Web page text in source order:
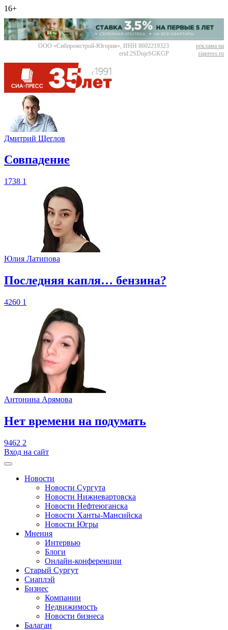
16+
ООО «Сибпромстрой-Югория», ИНН 8602219323
erid:2SDnjeSGKGP
реклама на
siapress.ru
Дмитрий Щеглов
​Совпадение
1738 1
Юлия Латипова
​Последняя капля… бензина?
4260 1
Антонина Арямова
​Нет времени на подумать
9462 2
Вход на сайт
Новости
Новости Сургута
Новости Нижневартовска
Новости Нефтеюганска
Новости Ханты-Мансийска
Новости Югры
Мнения
Интервью
Блоги
Онлайн-конференции
Старый Сургут
Сиаплэй
Бизнес
Компании
Недвижимость
Новости бизнеса
Балаган